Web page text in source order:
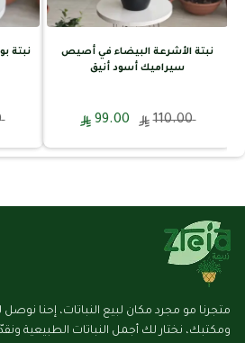
نبتة الأشرعة البيضاء في أصيص
سيراميك أسود أنيق
110.00
99.00
نبتة
59.00
متجرنا مو مجرد مكان لبيع النباتات، إحنا
ومكتبك، نختار لك أجمل النباتات الطبيعية